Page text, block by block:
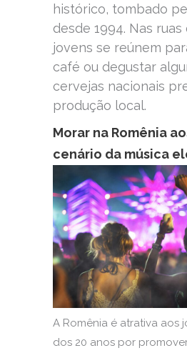
histórico, tombado
desde 1994. Nas
jovens se reúnem
café ou degustar
cervejas nacionais
produção local.
Morar na Romênia
cenário da música
A Romênia é atrativa aos
dos 20 anos por